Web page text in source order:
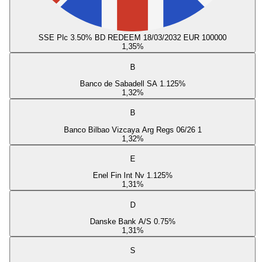
SSE Plc 3.50% BD REDEEM 18/03/2032 EUR 100000
1,35%
B
Banco de Sabadell SA 1.125%
1,32%
B
Banco Bilbao Vizcaya Arg Regs 06/26 1
1,32%
E
Enel Fin Int Nv 1.125%
1,31%
D
Danske Bank A/S 0.75%
1,31%
S